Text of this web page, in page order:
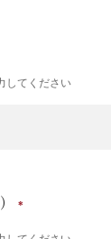
してください